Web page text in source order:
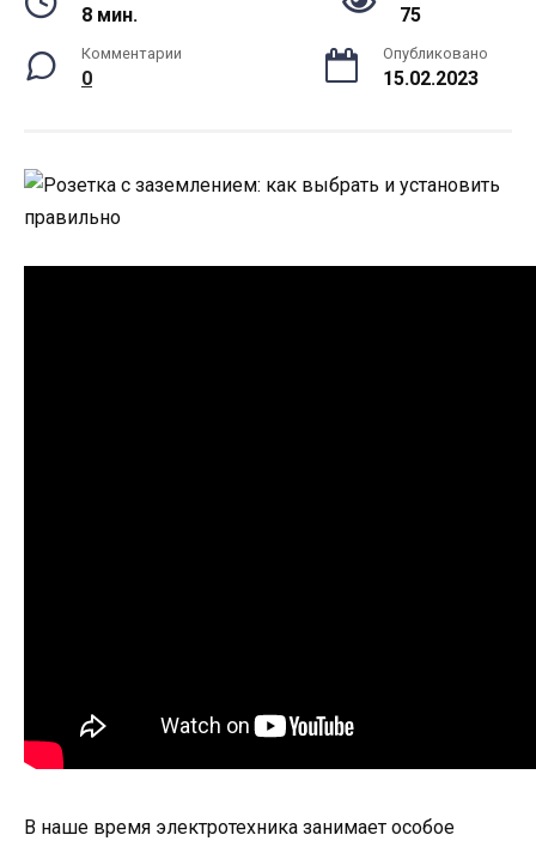
8 мин. 75
Комментарии
0
Опубликовано
15.02.2023
В наше время электротехника занимает особое